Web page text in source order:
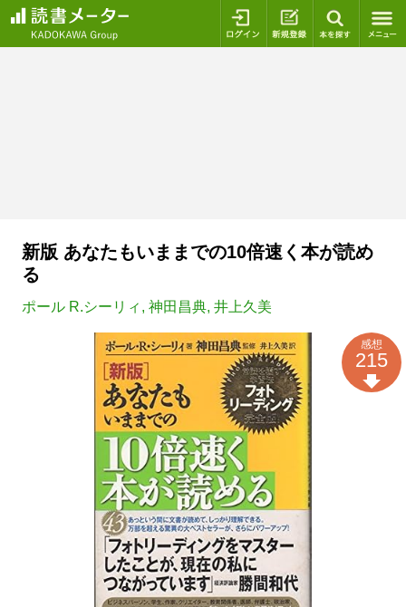
ログイン 新規登録
新版 あなたもいままでの10倍速く本が読め
る
ポール R.シーリィ , 神田昌典, 井上久美
感想
215